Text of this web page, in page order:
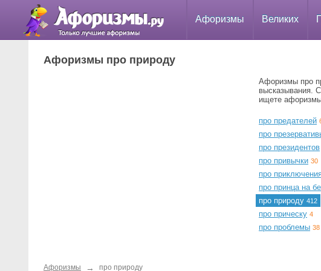
Афоризмы Великих
Афоризмы про природу
Афоризмы про
высказывания.
ищете
про предателей
про
про президентов
про привычки 30
про
про принца на
про природу 412
про прическу 4
про проблемы 38
Афоризмы → про природу